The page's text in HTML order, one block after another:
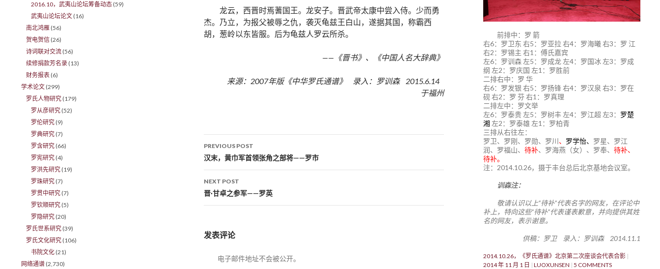
龙云，西晋时焉蓍国王。龙安子。晋武帝太康中尝入侍。少而勇
杰。乃立，为报父被辱之仇，袭灭龟兹王白山，遂据其国，称霸西
胡，葱岭以东皆服。后为龟兹人罗云所杀。
——《晋书》、《中国人名大辞典》
来源：2007年版《中华罗氏通谱》 录入：罗训森 2015.6.14
于福州
Post navigation
PREVIOUS POST
汉末，黄巾军首领张角之部将——罗市
NEXT POST
晋·甘卓之参军——罗英
发表评论
电子邮件地址不会被公开。
前排中：罗 箭
右6：罗卫东 右5：罗亚拉 右4：罗海曦 右3：罗 江
右2：罗锡主 右1：傅氏嘉宾
左6：罗训森 左5：罗成龙 左4：罗国冰 左3：罗成
纲 左2：罗庆国 左1：罗胜前
二排右中：罗 华
右6：罗发银 右5：罗扬锋 右4：罗汉泉 右3：罗在
砚 右2：罗 芬 右1：罗真理
二排左中：罗文举
左6：罗泰贵 左5：罗树丰 左4：罗江超 左3： 罗楚
湘 左2：罗泰雄 左1：罗柏青
三排从右往左：
罗卫、罗刚、罗勋、罗川、 罗学怡、 罗星、罗江
润、罗福山、 待补、罗海燕（女）、罗奉、 待补、
待补。
注：2014.10.26，摄于丰台总后北京基地会议室。
训森注：
敬请认识以上“待补”代表名字的网友，在评论中
补上，特向这些“待补”代表谨表歉意，并向提供其姓
名的网友，表示谢意。
供稿：罗卫 录入：罗训森 2014.11.1
2014.10.26，《罗氏通谱》北京第二次座谈会代表合影
2014 年 11 月 1 日
LUOXUNSEN 5 COMMENTS
2016.10，武夷山论坛筹备动态 (59)
武夷山论坛论文 (16)
南北鸿雁 (56)
贺电贺信 (26)
诗词联对交流 (56)
续修捐款芳名录 (13)
财务报表 (6)
学术论文 (299)
罗氏人物研究 (179)
罗从彦研究 (52)
罗伦研究 (9)
罗典研究 (7)
罗含研究 (66)
罗宪研究 (4)
罗洪先研究 (19)
罗珠研究 (7)
罗贯中研究 (7)
罗钦顺研究 (5)
罗隐研究 (20)
罗氏世系研究 (39)
罗氏文化研究 (106)
书院文化 (21)
网络通谱 (2,730)